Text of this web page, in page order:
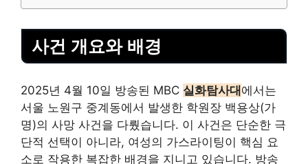
사건 개요와 배경
2025년 4월 10일 방송된 MBC 실화탐사대에서는
서울 노원구 중계동에서 발생한 학원장 백용상(가
명)의 사망 사건을 다뤘습니다. 이 사건은 단순한 극
단적 선택이 아니라, 여성의 가스라이팅이 핵심 요
소로 작용한 복잡한 배경을 지니고 있습니다. 방송